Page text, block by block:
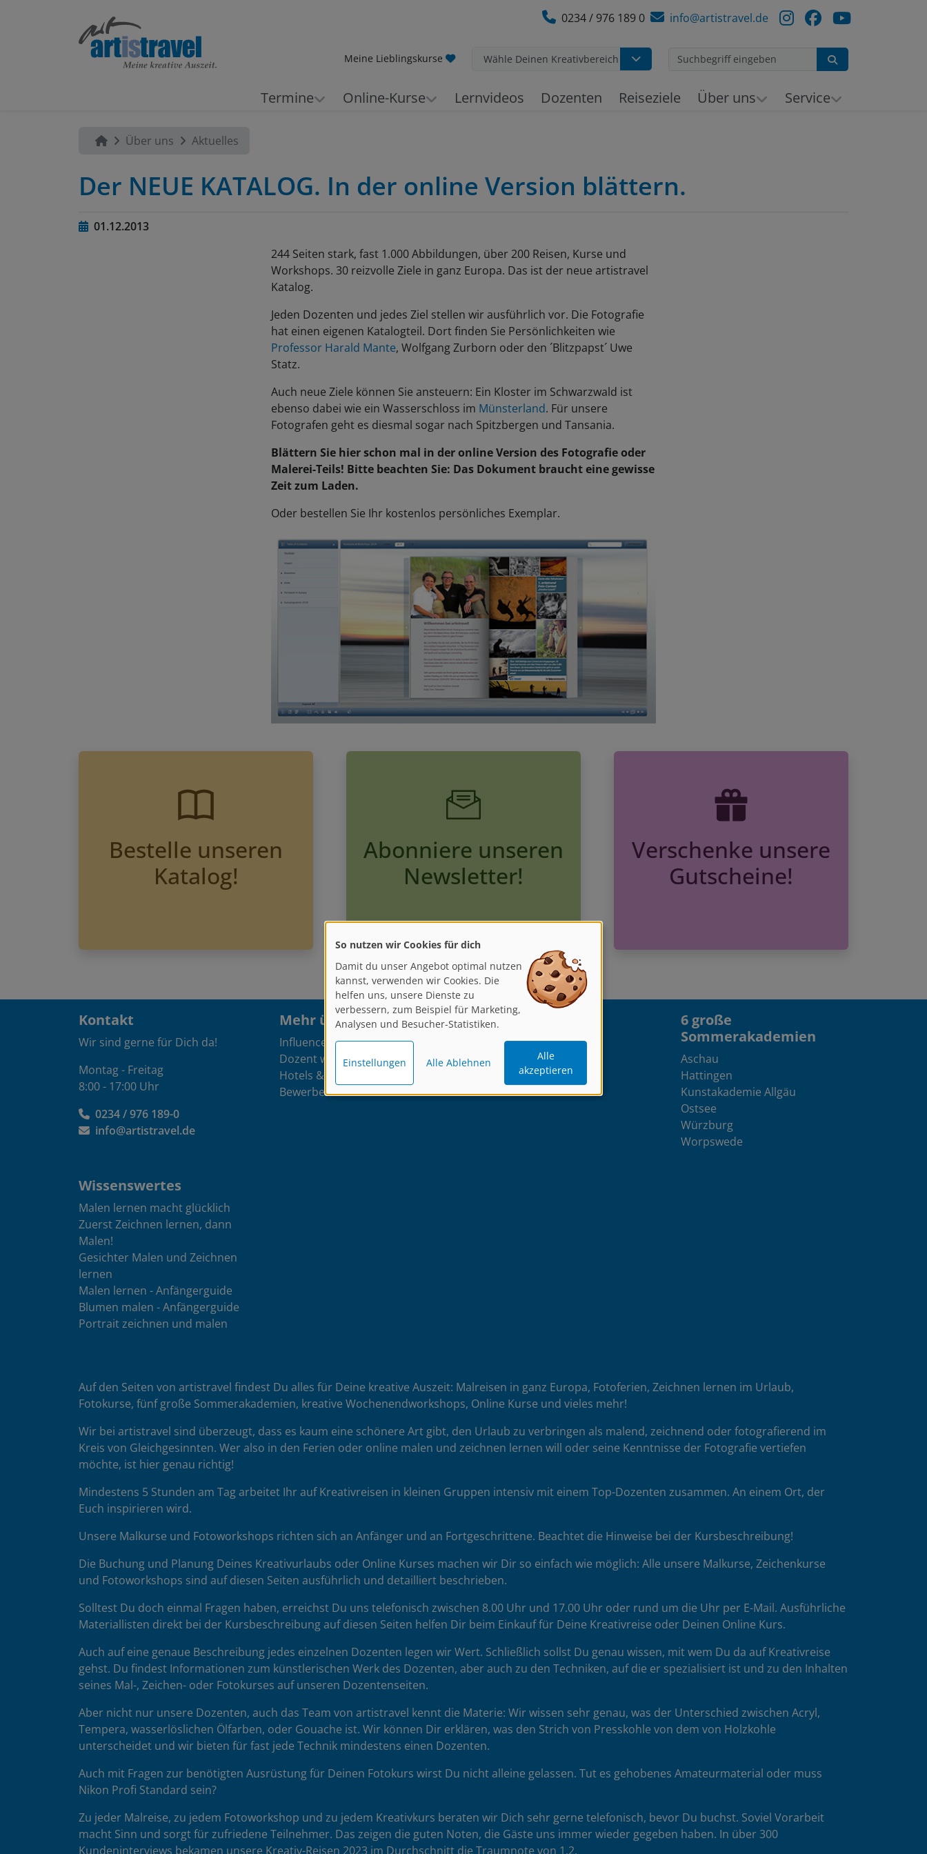
0234 / 976 189 0 info@artistravel.de
Meine Lieblingskurse Wähle Deinen Kreativbereich
Termine Online-Kurse Lernvideos Dozenten Reiseziele Über uns Service
Über uns Aktuelles
Der NEUE KATALOG. In der online Version blättern.
01.12.2013
244 Seiten stark, fast 1.000 Abbildungen, über 200 Reisen, Kurse und
Workshops. 30 reizvolle Ziele in ganz Europa. Das ist der neue artistravel
Katalog.
Jeden Dozenten und jedes Ziel stellen wir ausführlich vor. Die Fotografie
hat einen eigenen Katalogteil. Dort finden Sie Persönlichkeiten wie
Professor Harald Mante, Wolfgang Zurborn oder den ´Blitzpapst´ Uwe
Statz.
Auch neue Ziele können Sie ansteuern: Ein Kloster im Schwarzwald ist
ebenso dabei wie ein Wasserschloss im Münsterland. Für unsere
Fotografen geht es diesmal sogar nach Spitzbergen und Tansania.
Blättern Sie hier schon mal in der online Version des Fotografie oder
Malerei-Teils! Bitte beachten Sie: Das Dokument braucht eine gewisse
Zeit zum Laden.
Oder bestellen Sie Ihr kostenlos persönliches Exemplar.
Bestelle unseren
Katalog!
Abonniere unseren
Newsletter!
Verschenke unsere
Gutscheine!
Kontakt
Wir sind gerne für Dich da!
Montag - Freitag
8:00 - 17:00 Uhr
0234 / 976 189-0
info@artistravel.de
Wissenswertes
Malen lernen macht glücklich
Zuerst Zeichnen lernen, dann
Malen!
Gesichter Malen und Zeichnen
lernen
Malen lernen - Anfängerguide
Blumen malen - Anfängerguide
Portrait zeichnen und malen
Mehr über artistravel
Influencer
Dozent werden
Hotels & Ateliers
Bewerben
Programm
Malen/Zeichnen
Fotografieren
Kreatives Schreiben
Online Kurse
6 große
Sommerakademien
Aschau
Hattingen
Kunstakademie Allgäu
Ostsee
Würzburg
Worpswede
Auf den Seiten von artistravel findest Du alles für Deine kreative Auszeit: Malreisen in ganz Europa, Fotoferien, Zeichnen lernen im Urlaub,
Fotokurse, fünf große Sommerakademien, kreative Wochenendworkshops, Online Kurse und vieles mehr!
Wir bei artistravel sind überzeugt, dass es kaum eine schönere Art gibt, den Urlaub zu verbringen als malend, zeichnend oder fotografierend im
Kreis von Gleichgesinnten. Wer also in den Ferien oder online malen und zeichnen lernen will oder seine Kenntnisse der Fotografie vertiefen
möchte, ist hier genau richtig!
Mindestens 5 Stunden am Tag arbeitet Ihr auf Kreativreisen in kleinen Gruppen intensiv mit einem Top-Dozenten zusammen. An einem Ort, der
Euch inspirieren wird.
Unsere Malkurse und Fotoworkshops richten sich an Anfänger und an Fortgeschrittene. Beachtet die Hinweise bei der Kursbeschreibung!
Die Buchung und Planung Deines Kreativurlaubs oder Online Kurses machen wir Dir so einfach wie möglich: Alle unsere Malkurse, Zeichenkurse
und Fotoworkshops sind auf diesen Seiten ausführlich und detailliert beschrieben.
Solltest Du doch einmal Fragen haben, erreichst Du uns telefonisch zwischen 8.00 Uhr und 17.00 Uhr oder rund um die Uhr per E-Mail. Ausführliche
Materiallisten direkt bei der Kursbeschreibung auf diesen Seiten helfen Dir beim Einkauf für Deine Kreativreise oder Deinen Online Kurs.
Auch auf eine genaue Beschreibung jedes einzelnen Dozenten legen wir Wert. Schließlich sollst Du genau wissen, mit wem Du da auf Kreativreise
gehst. Du findest Informationen zum künstlerischen Werk des Dozenten, aber auch zu den Techniken, auf die er spezialisiert ist und zu den Inhalten
seines Mal-, Zeichen- oder Fotokurses auf unseren Dozentenseiten.
Aber nicht nur unsere Dozenten, auch das Team von artistravel kennt die Materie: Wir wissen sehr genau, was der Unterschied zwischen Acryl,
Tempera, wasserlöslichen Ölfarben, oder Gouache ist. Wir können Dir erklären, was den Strich von Presskohle von dem von Holzkohle
unterscheidet und wir bieten für fast jede Technik mindestens einen Dozenten.
Auch mit Fragen zur benötigten Ausrüstung für Deinen Fotokurs wirst Du nicht alleine gelassen. Tut es gehobenes Amateurmaterial oder muss
Nikon Profi Standard sein?
Zu jeder Malreise, zu jedem Fotoworkshop und zu jedem Kreativkurs beraten wir Dich sehr gerne telefonisch, bevor Du buchst. Soviel Vorarbeit
macht Sinn und sorgt für zufriedene Teilnehmer. Das zeigen die guten Noten, die Gäste uns immer wieder gegeben haben. In über 300
Kundeninterviews bekamen unsere Kreativ-Reisen 2023 im Durchschnitt die Traumnote von 1,2.
So nutzen wir Cookies für dich
Damit du unser Angebot optimal nutzen
kannst, verwenden wir Cookies. Die
helfen uns, unsere Dienste zu
verbessern, zum Beispiel für Marketing,
Analysen und Besucher-Statistiken.
Einstellungen Alle Ablehnen
Alle
akzeptieren